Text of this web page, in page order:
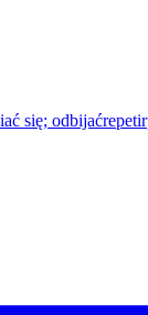
się; odbijaćrepetir